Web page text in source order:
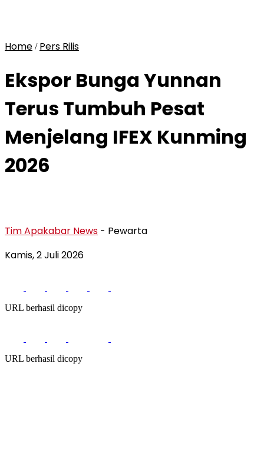
Home / Pers Rilis
Ekspor Bunga Yunnan
Terus Tumbuh Pesat
Menjelang IFEX Kunming
2026
Tim Apakabar News - Pewarta
Kamis, 2 Juli 2026
URL berhasil dicopy
URL berhasil dicopy